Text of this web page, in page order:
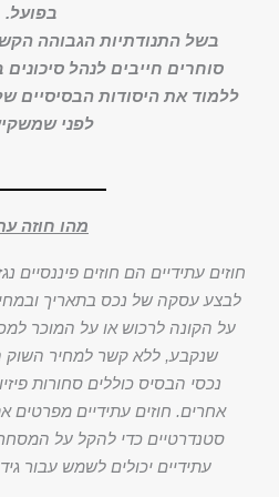
בפועל.
בשל התנודתיות הגבוהה
סוחרים חייבים לנהל סיכונים
ללמוד את היסודות הבסיסיים
לפני
מהו חוזה
חוזים עתידיים הם חוזים פיננסיים
לבצע עסקה של נכס בתאריך
על הקונה לרכוש או על המוכר
שנקבע, ללא קשר למחיר השוק
נכסי הבסיס כוללים סחורות
אחרים. חוזים עתידיים מפרטים
סטנדרטיים כדי להקל על
עתידיים יכולים לשמש עבור